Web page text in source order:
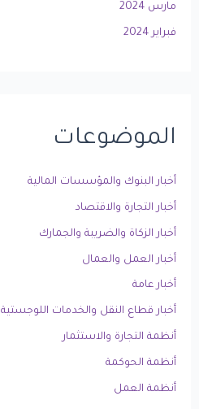
مارس 2024
فبراير 2024
الموضوعات
أخبار البنوك والمؤسسات المالية
أخبار التجارة والاقتصاد
أخبار الزكاة والضريبة والجمارك
أخبار العمل والعمال
أخبار عامة
أخبار قطاع النقل والخدمات اللوجستية
أنظمة التجارة والاستثمار
أنظمة الحوكمة
أنظمة العمل